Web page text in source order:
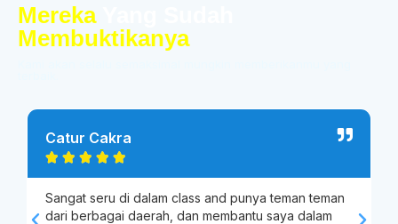
MerekaYang Sudah
Membuktikanya
Catur Cakra
    
Sangat seru di dalam class and punya teman teman
dari berbagai daerah, dan membantu saya dalam